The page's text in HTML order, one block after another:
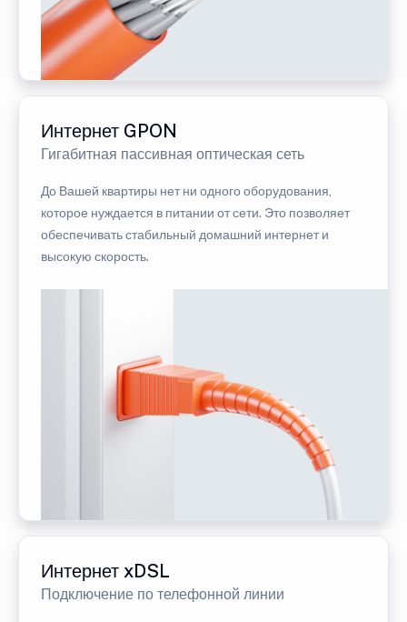
Интернет GPON
Гигабитная пассивная оптическая сеть
До Вашей квартиры нет ни одного оборудования,
которое нуждается в питании от сети. Это позволяет
обеспечивать стабильный домашний интернет и
высокую скорость.
Интернет xDSL
Подключение по телефонной линии